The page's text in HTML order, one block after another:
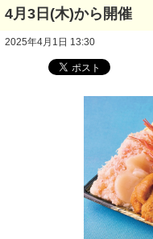
4月3日(木)から開催
2025年4月1日 13:30